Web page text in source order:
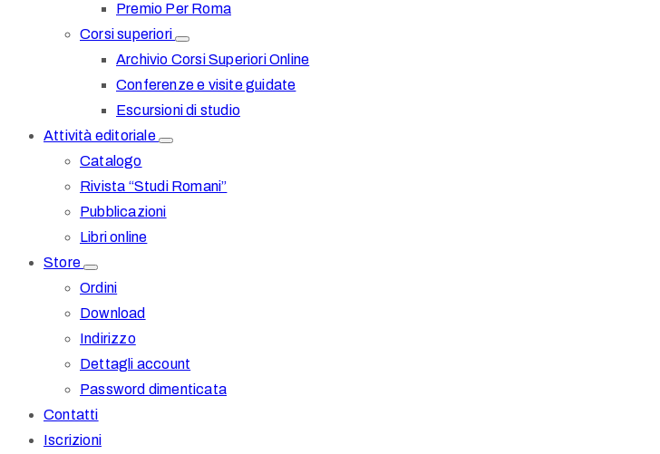
Premio Per Roma
Corsi superiori
Archivio Corsi Superiori Online
Conferenze e visite guidate
Escursioni di studio
Attività editoriale
Catalogo
Rivista “Studi Romani”
Pubblicazioni
Libri online
Store
Ordini
Download
Indirizzo
Dettagli account
Password dimenticata
Contatti
Iscrizioni